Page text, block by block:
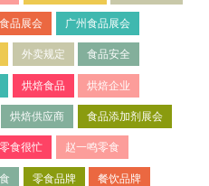
品展会 广州食品展会
外卖规定 食品安全
烘焙食品 烘焙企业
烘焙供应商 食品添加剂展会
零食很忙 赵一鸣零食
零食品牌 餐饮品牌